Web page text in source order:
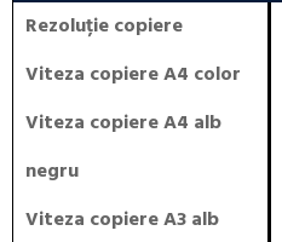
Rezoluție copiere
Viteza copiere A4 color
Viteza copiere A4 alb
negru
Viteza copiere A3 alb